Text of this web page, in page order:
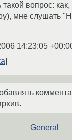
такой вопрос:
мне слушать
14:23:05
General